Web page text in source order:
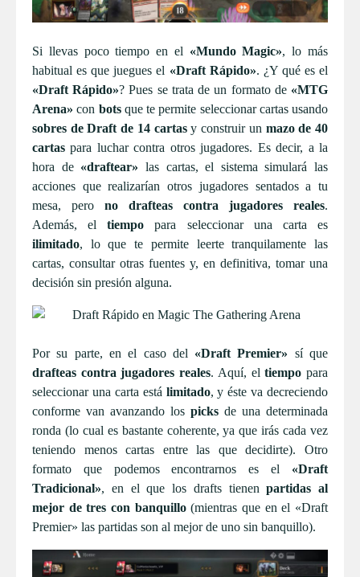
Si llevas poco tiempo en el «Mundo Magic», lo más
habitual es que juegues el «Draft Rápido». ¿Y qué es el
«Draft Rápido»? Pues se trata de un formato de «MTG
Arena» con botsque te permite seleccionar cartas usando
sobres de Draft de 14 cartasy construir un mazo de 40
cartas para luchar contra otros jugadores. Es decir, a la
hora de «draftear» las cartas, el sistema simulará las
acciones que realizarían otros jugadores sentados a tu
mesa, pero no drafteas contra jugadores reales.
Además, eltiempo para seleccionar una carta es
ilimitado, lo que te permite leerte tranquilamente las
cartas, consultar otras fuentes y, en definitiva, tomar una
decisión sin presión alguna.
Por su parte, en el caso del «Draft Premier» sí que
drafteas contra jugadores reales. Aquí, eltiempo para
seleccionar una carta está limitado, y éste va decreciendo
conforme van avanzando los picks de una determinada
ronda (lo cual es bastante coherente, ya que irás cada vez
teniendo menos cartas entre las que decidirte). Otro
formato que podemos encontrarnos es el «Draft
Tradicional», en el que los drafts tienenpartidas al
mejor de tres con banquillo(mientras que en el «Draft
Premier» las partidas son al mejor de uno sin banquillo).